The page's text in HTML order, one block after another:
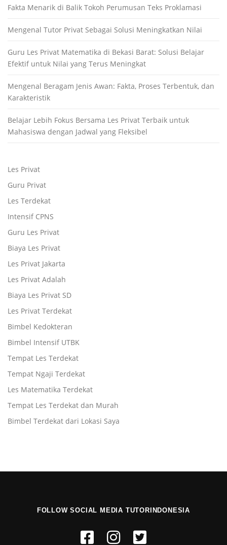
Fakta Menarik di Balik Tokoh Perumusan Teks Proklamasi
Mengenal Tutor Privat Sebagai Solusi Meningkatkan Nilai
Guru Les Privat Matematika di Bekasi Barat: Solusi Belajar
Efektif untuk Nilai yang Terus Meningkat
Mengenal Beragam Jenis Awan: Fakta, Proses Terbentuk, dan
Karakteristik
Belajar Lebih Fokus Bersama Les Privat Terbaik untuk
Mahasiswa dengan Jadwal yang Fleksibel
Les Privat
Guru Privat
Les Terdekat
Intensif CPNS
Guru Les Privat
Biaya Les Privat
Les Privat Jakarta
Les Privat Adalah
Biaya Les Privat SD
Les Privat Terdekat
Bimbel Kedokteran
Bimbel Intensif UTBK
Tempat Les Terdekat
Tempat Ngaji Terdekat
Les Matematika Terdekat
Tempat Les Terdekat dan Murah
Bimbel Terdekat dari Lokasi Saya
FOLLOW SOCIAL MEDIA TUTORINDONESIA